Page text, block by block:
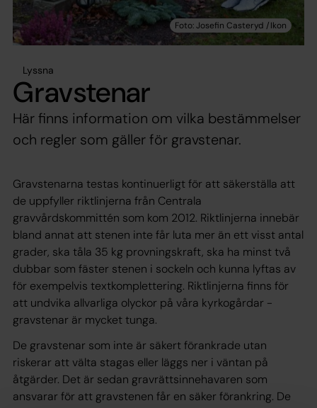
Lyssna
Gravstenar
Här finns information om vilka bestämmelser
och regler som gäller för gravstenar.
Gravstenarna testas kontinuerligt för att säkerställa att
de uppfyller riktlinjerna från Centrala
gravvårdskommittén som kom 2012. Riktlinjerna innebär
bland annat att stenen inte får luta mer än ett visst antal
grader, ska tåla 35 kg provningskraft, ska ha minst två
dubbar som fäster stenen i sockeln och kunna lyftas av
för exempelvis textkomplettering. Riktlinjerna finns för
att undvika allvarliga olyckor på våra kyrkogårdar -
gravstenar är mycket tunga.
De gravstenar som inte är säkert förankrade utan
riskerar att välta stagas eller läggs ner i väntan på
åtgärder. Det är sedan gravrättsinnehavaren som
ansvarar för att gravstenen får en säker förankring. De